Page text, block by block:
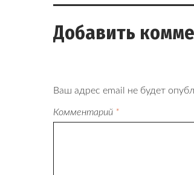
записям
Добавить
Ваш адрес email не будет
Комментарий *